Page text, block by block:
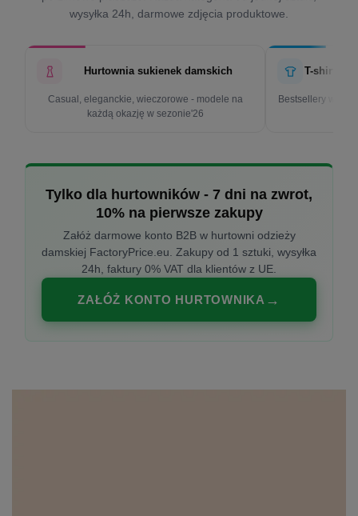
wysyłka 24h, darmowe zdjęcia produktowe.
Hurtownia sukienek damskich
Casual, eleganckie, wieczorowe - modele na
każdą okazję w sezonie'26
T-shirty
Bestsellery w
Tylko dla hurtowników - 7 dni na zwrot,
10% na pierwsze zakupy
Załóż darmowe konto B2B w hurtowni odzieży
damskiej FactoryPrice.eu. Zakupy od 1 sztuki, wysyłka
24h, faktury 0% VAT dla klientów z UE.
ZAŁÓŻ KONTO HURTOWNIKA